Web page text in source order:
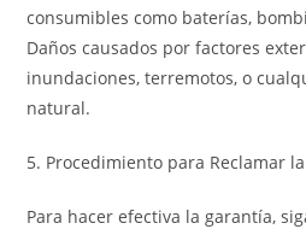
consumibles como baterías,
Daños causados por factores
inundaciones, terremotos, o
natural.
5. Procedimiento para Reclamar
Para hacer efectiva la garantía,